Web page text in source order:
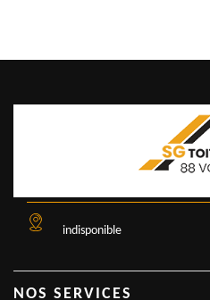
indisponible
NOS SERVICES